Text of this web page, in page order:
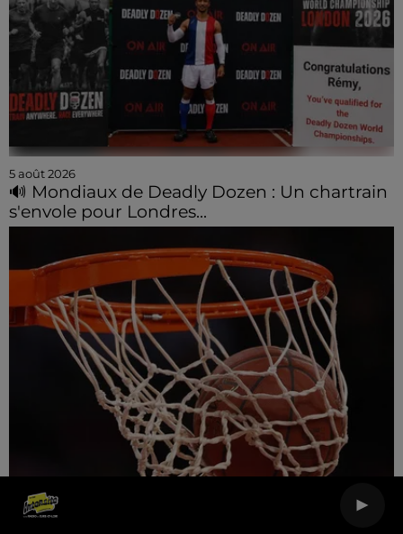
5 août 2026
🔊 Mondiaux de Deadly Dozen : Un chartrain
s'envole pour Londres...